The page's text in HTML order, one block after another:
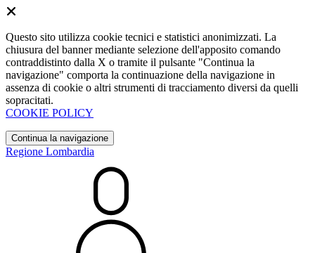
Questo sito utilizza cookie tecnici e statistici anonimizzati. La
chiusura del banner mediante selezione dell'apposito comando
contraddistinto dalla X o tramite il pulsante "Continua la
navigazione" comporta la continuazione della navigazione in
assenza di cookie o altri strumenti di tracciamento diversi da quelli
sopracitati.
COOKIE POLICY
Continua la navigazione
Regione Lombardia